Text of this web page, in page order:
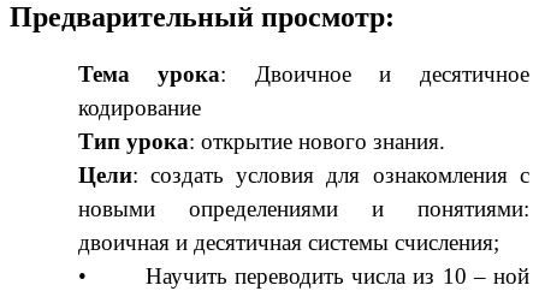
Предварительный просмотр:
Тема урока:
Двоичное и десятичное
кодирование
Тип урока: открытие нового знания.
Цели: создать условия для ознакомления с
новыми определениями и понятиями:
двоичная и десятичная системы счисления;
• Научить переводить числа из 10 – ной